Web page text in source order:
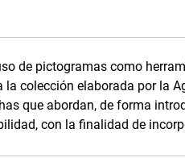
de pictogramas como
la colección elaborada por la
que abordan, de forma
con la finalidad de